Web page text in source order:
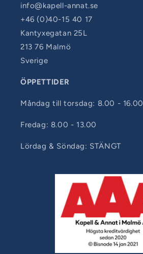
info@kapell-annat.se
+46 (0)40-15 40 17
Kantyxegatan 25L
213 76 Malmö
Sverige
ÖPPETTIDER
Måndag till torsdag: 8.00 - 16.00
Fredag: 8.00 - 13.00
Lördag & Söndag: STÄNGT